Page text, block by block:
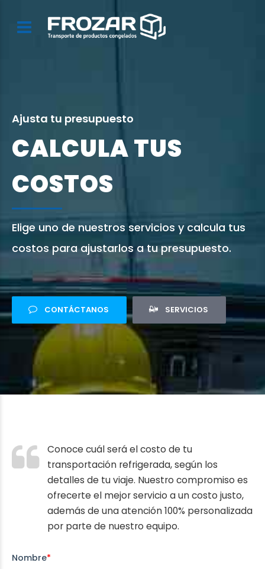
Ajusta tu presupuesto
CALCULA TUS
COSTOS
Elige uno de nuestros servicios y calcula tus
costos para ajustarlos a tu presupuesto.
CONTÁCTANOS SERVICIOS
Conoce cuál será el costo de tu
transportación refrigerada, según los
detalles de tu viaje. Nuestro compromiso es
ofrecerte el mejor servicio a un costo justo,
además de una atención 100% personalizada
por parte de nuestro equipo.